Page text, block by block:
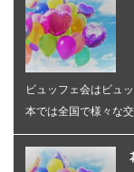
ビュッフェ会はビュ
本では全国で様々な